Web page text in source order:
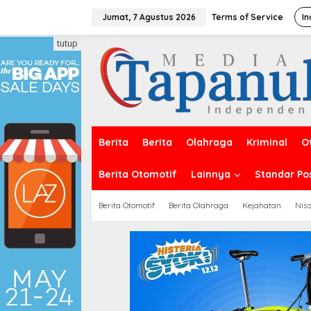
Jumat, 7 Agustus 2026 Terms of Service
Berita Berita Olahraga Kriminal
Berita Otomotif Lainnya Standar
Berita Otomotif Berita Olahraga Kejahatan
tutup